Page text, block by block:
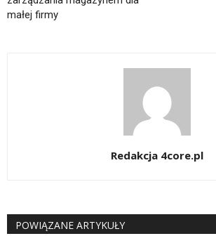
małej firmy
Redakcja 4core.pl
POWIĄZANE ARTYKUŁY